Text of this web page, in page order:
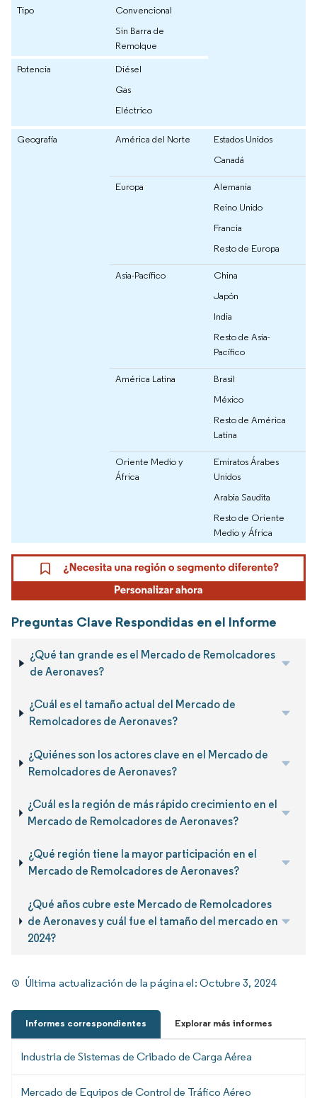
Tipo
Convencional
Sin Barra de
Remolque
Potencia
Diésel
Gas
Eléctrico
Geografía América del Norte
Estados Unidos
Canadá
Europa
Alemania
Reino Unido
Francia
Resto de Europa
Asia-Pacífico
China
Japón
India
Resto de Asia-
Pacífico
América Latina
Brasil
México
Resto de América
Latina
Oriente Medio y
África
Emiratos Árabes
Unidos
Arabia Saudita
Resto de Oriente
Medio y África
Preguntas Clave Respondidas en el Informe
¿Qué tan grande es el Mercado de Remolcadores
de Aeronaves?
¿Cuál es el tamaño actual del Mercado de
Remolcadores de Aeronaves?
¿Quiénes son los actores clave en el Mercado de
Remolcadores de Aeronaves?
¿Cuál es la región de más rápido crecimiento en el
Mercado de Remolcadores de Aeronaves?
¿Qué región tiene la mayor participación en el
Mercado de Remolcadores de Aeronaves?
¿Qué años cubre este Mercado de Remolcadores
de Aeronaves y cuál fue el tamaño del mercado en
2024?
Última actualización de la página el:Octubre 3, 2024
Informes correspondientes Explorar más informes
Industria de Sistemas de Cribado de Carga Aérea
Mercado de Equipos de Control de Tráfico Aéreo